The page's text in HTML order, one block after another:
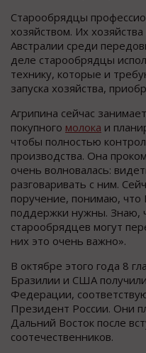
Старообрядцы
хозяйством. Их
Австралии среди
деле старообрядцы
технику, которые и
запуска хозяйства,
Агрипина сейчас
покупного молока и
чтобы полностью
производства. Она
очень волновалась:
разговаривать с ним.
поручение, понимаю,
поддержки нужны. Знаю,
старообрядцев могут
них это очень важно».
В октябре этого года 8
Бразилии и США
Федерации,
Президент России. Они
Дальний Восток после
соотечественников.